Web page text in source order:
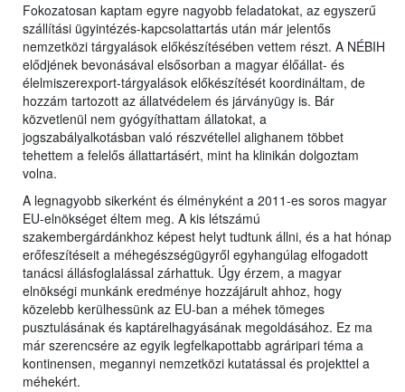
Fokozatosan kaptam egyre nagyobb feladatokat, az egyszerű
szállítási ügyintézés-kapcsolattartás után már jelentős
nemzetközi tárgyalások előkészítésében vettem részt. A NÉBIH
elődjének bevonásával elsősorban a magyar élőállat- és
élelmiszerexport-tárgyalások előkészítését koordináltam, de
hozzám tartozott az állatvédelem és járványügy is. Bár
közvetlenül nem gyógyíthattam állatokat, a
jogszabályalkotásban való részvétellel alighanem többet
tehettem a felelős állattartásért, mint ha klinikán dolgoztam
volna.
A legnagyobb sikerként és élményként a 2011-es soros magyar
EU-elnökséget éltem meg. A kis létszámú
szakembergárdánkhoz képest helyt tudtunk állni, és a hat hónap
erőfeszítéseit a méhegészségügyről egyhangúlag elfogadott
tanácsi állásfoglalással zárhattuk. Úgy érzem, a magyar
elnökségi munkánk eredménye hozzájárult ahhoz, hogy
közelebb kerülhessünk az EU-ban a méhek tömeges
pusztulásának és kaptárelhagyásának megoldásához. Ez ma
már szerencsére az egyik legfelkapottabb agráripari téma a
kontinensen, megannyi nemzetközi kutatással és projekttel a
méhekért.